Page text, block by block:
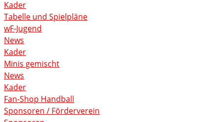
Kader
Tabelle und Spielpläne
wF-Jugend
News
Kader
Minis gemischt
News
Kader
Fan-Shop Handball
Sponsoren / Förderverein